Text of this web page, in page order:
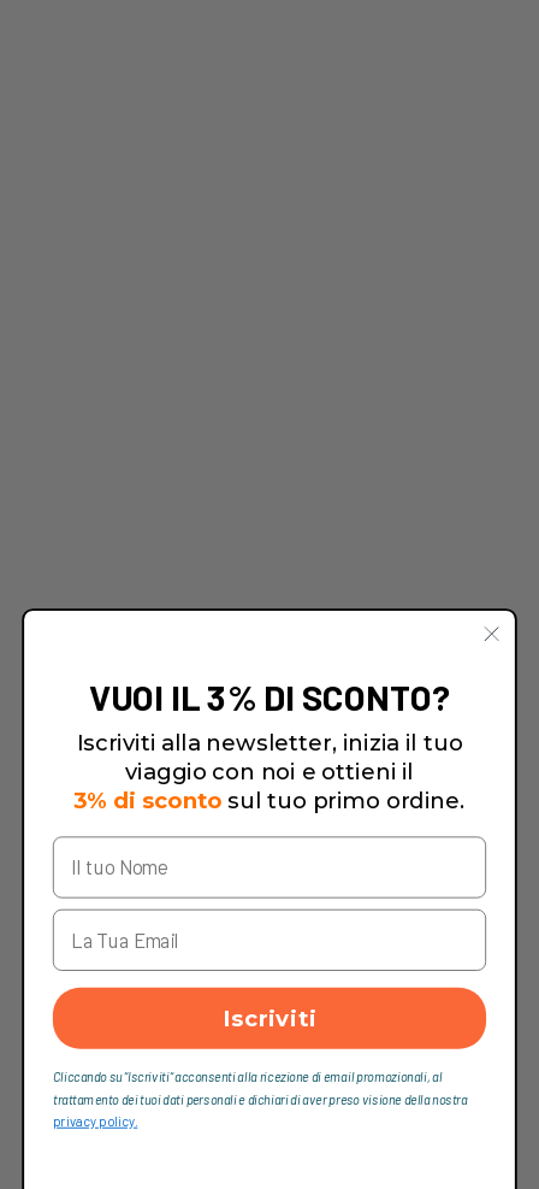
VUOI IL 3% DI SCONTO?
Iscriviti alla newsletter, inizia il tuo
viaggio con noi e ottieni il
3% di sconto sul tuo primo ordine.
Iscriviti
Cliccando su “Iscriviti“ acconsenti alla ricezione di email promozionali, al
trattamento dei tuoi dati personali e dichiari di aver preso visione della nostra
privacy policy.